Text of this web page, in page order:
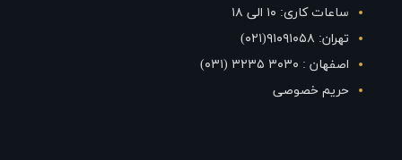
ساعات کاری: ۱۰ الی ۱۸
تهران: ۹۱۰۹۱۰۵۸(۰۲۱)
اصفهان : ۳۰۳۰ ۳۲۳۵ (۰۳۱)
حریم خصوصی